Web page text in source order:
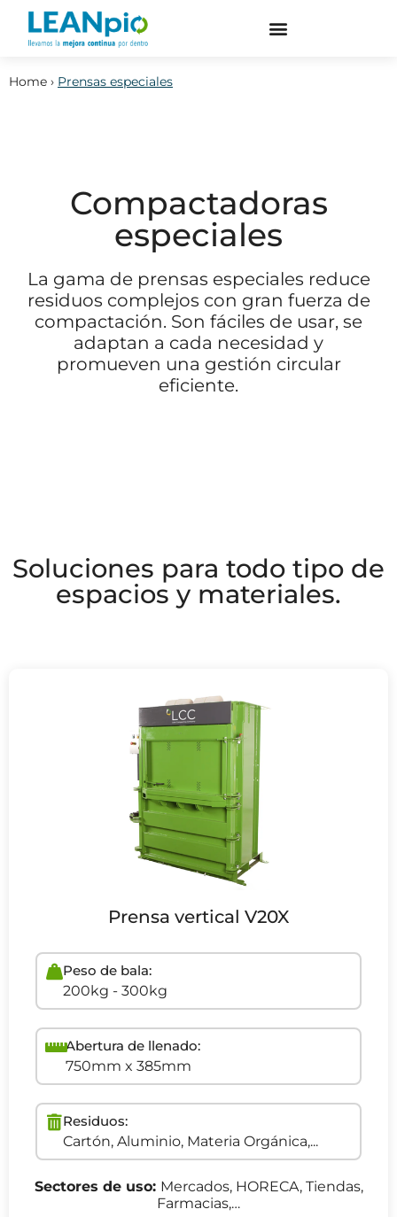
Home › Prensas especiales
Compactadoras
especiales
La gama de prensas especiales reduce
residuos complejos con gran fuerza de
compactación. Son fáciles de usar, se
adaptan a cada necesidad y
promueven una gestión circular
eficiente.
Soluciones para todo tipo de
espacios y materiales.
Prensa vertical V20X
Peso de bala:
200kg - 300kg
Abertura de llenado:
750mm x 385mm
Residuos:
Cartón, Aluminio, Materia Orgánica,...
Sectores de uso: Mercados, HORECA, Tiendas,
Farmacias,…